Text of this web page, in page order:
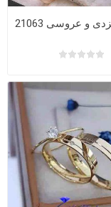
و عروسی 21063